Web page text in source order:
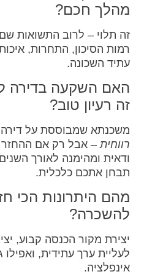
מהלך חכם?
זה תלוי – לרוב התשואות
רמות הסיכון, התחרות,
עתיד השכונה.
האם השקעה בדירה
זה רעיון טוב?
משכנתא שמבוססת על דירה
רווחית– אבל רק אם ההחזר
ודאית ומהימנה לאורך
תבחן אתכם כלכלית.
מהם היתרונות הכי
להשכרה?
יצירת מקור הכנסה קבוע,
לעליית ערך עתידית, ואפילו
אינפלציה.